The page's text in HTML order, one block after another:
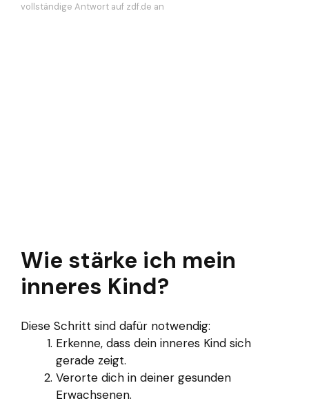
vollständige Antwort auf zdf.de an
Wie stärke ich mein
inneres Kind?
Diese Schritt sind dafür notwendig:
Erkenne, dass dein inneres Kind sich
gerade zeigt.
Verorte dich in deiner gesunden
Erwachsenen.